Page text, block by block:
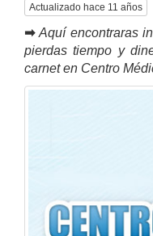
Actualizado hace 11 años
➡ Aquí encontraras
pierdas tiempo y
carnet en Centro